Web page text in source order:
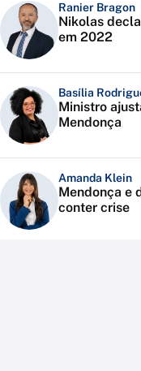
Ranier Bragon
Nikolas
em 2022
Basília
Ministro
Mendonça
Amanda Klein
Mendonça e
conter crise